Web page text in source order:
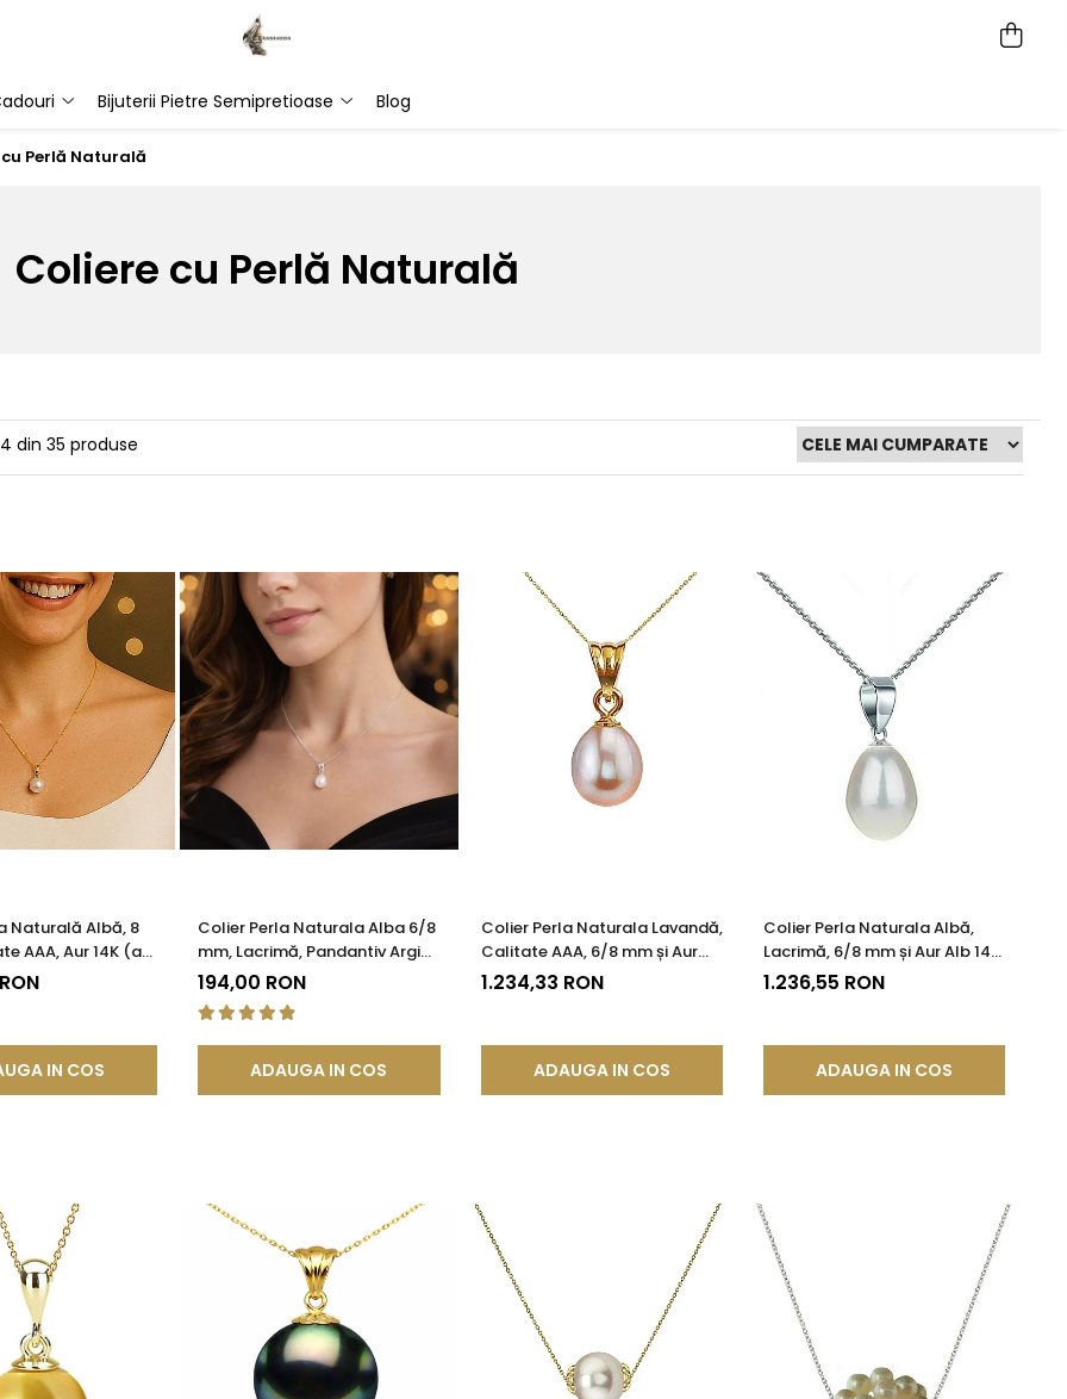
Bijuterii Pietre Semipretioase Blog
Perlă Naturală
Coliere cu Perlă Naturală
din 35 produse
Naturală Albă, 8
AAA, Aur 14K (aur
IN COS
Colier Perla Naturala Alba 6/8
mm, Lacrimă, Pandantiv Argint
925 | KASKADDA®
194,00 RON
ADAUGA IN COS
Colier Perla Naturala Lavandă,
Calitate AAA, 6/8 mm și Aur
14K (aur 585) | KASKADDA®
1.234,33 RON
ADAUGA IN COS
Colier Perla Naturala Albă,
Lacrimă, 6/8 mm și Aur Alb 14K
(aur 585) | KASKADDA®
1.236,55 RON
ADAUGA IN COS